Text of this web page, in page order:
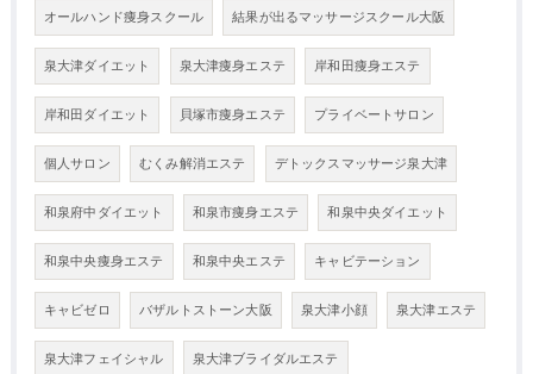
オールハンド痩身スクール 結果が出るマッサージスクール大阪
泉大津ダイエット 泉大津痩身エステ 岸和田痩身エステ
岸和田ダイエット 貝塚市痩身エステ プライベートサロン
個人サロン むくみ解消エステ デトックスマッサージ泉大津
和泉府中ダイエット 和泉市痩身エステ 和泉中央ダイエット
和泉中央痩身エステ 和泉中央エステ キャビテーション
キャビゼロ バザルトストーン大阪 泉大津小顔 泉大津エステ
泉大津フェイシャル 泉大津ブライダルエステ